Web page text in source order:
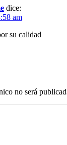
dice:
am
su calidad
no será